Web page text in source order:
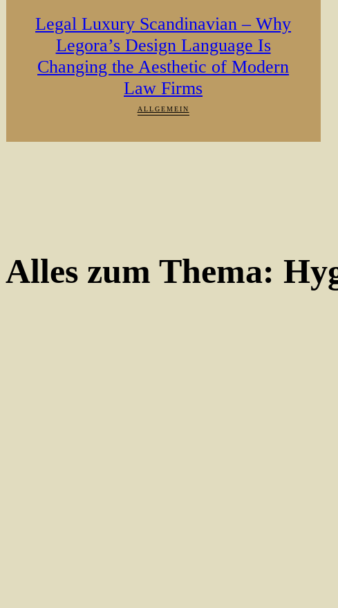
Legal Luxury Scandinavian – Why
Legora’s Design Language Is
Changing the Aesthetic of Modern
Law Firms
ALLGEMEIN
Alles zum Thema: